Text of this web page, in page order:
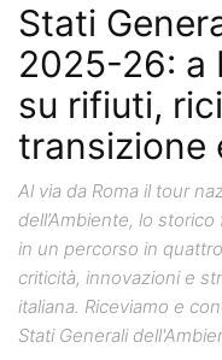
Stati
2025-26: a
su rifiuti,
transizione
Al via da Roma il tour
dell’Ambiente, lo
in un percorso in
criticità, innovazioni e
italiana. Riceviamo e
Stati Generali